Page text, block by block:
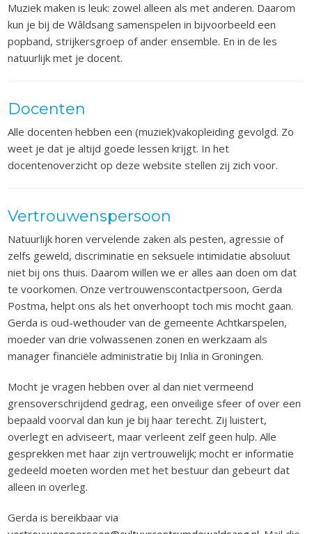
Muziek maken is leuk: zowel alleen als met anderen. Daarom
kun je bij de Wâldsang samenspelen in bijvoorbeeld een
popband, strijkersgroep of ander ensemble. En in de les
natuurlijk met je docent.
Docenten
Alle docenten hebben een (muziek)vakopleiding gevolgd. Zo
weet je dat je altijd goede lessen krijgt. In het
docentenoverzicht op deze website stellen zij zich voor.
Vertrouwenspersoon
Natuurlijk horen vervelende zaken als pesten, agressie of
zelfs geweld, discriminatie en seksuele intimidatie absoluut
niet bij ons thuis. Daarom willen we er alles aan doen om dat
te voorkomen. Onze vertrouwenscontactpersoon, Gerda
Postma, helpt ons als het onverhoopt toch mis mocht gaan.
Gerda is oud-wethouder van de gemeente Achtkarspelen,
moeder van drie volwassenen zonen en werkzaam als
manager financiële administratie bij Inlia in Groningen.
Mocht je vragen hebben over al dan niet vermeend
grensoverschrijdend gedrag, een onveilige sfeer of over een
bepaald voorval dan kun je bij haar terecht. Zij luistert,
overlegt en adviseert, maar verleent zelf geen hulp. Alle
gesprekken met haar zijn vertrouwelijk; mocht er informatie
gedeeld moeten worden met het bestuur dan gebeurt dat
alleen in overleg.
Gerda is bereikbaar via